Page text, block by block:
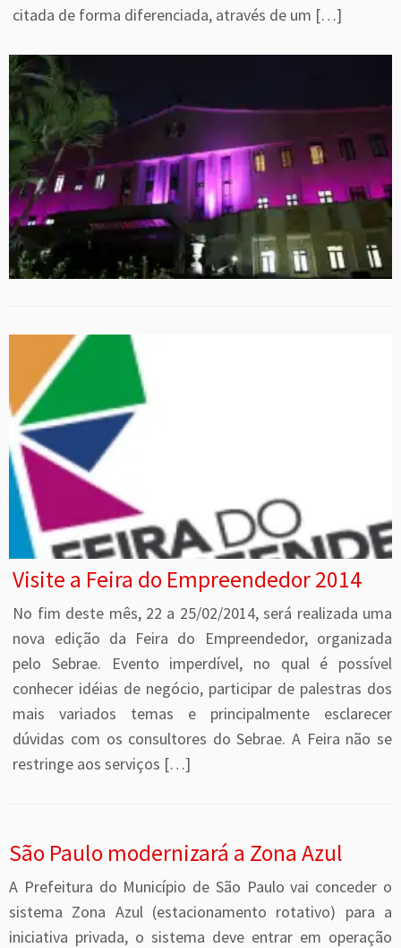
citada de forma diferenciada, através de um […]
Visite a Feira do Empreendedor 2014
No fim deste mês, 22 a 25/02/2014, será realizada uma
nova edição da Feira do Empreendedor, organizada
pelo Sebrae. Evento imperdível, no qual é possível
conhecer idéias de negócio, participar de palestras dos
mais variados temas e principalmente esclarecer
dúvidas com os consultores do Sebrae. A Feira não se
restringe aos serviços […]
São Paulo modernizará a Zona Azul
A Prefeitura do Município de São Paulo vai conceder o
sistema Zona Azul (estacionamento rotativo) para a
iniciativa privada, o sistema deve entrar em operação